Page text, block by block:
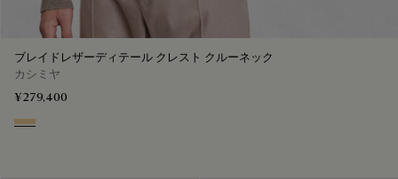
ブレイドレザーディテール クレスト クルーネック
カシミヤ
¥279,400
Warm Beige